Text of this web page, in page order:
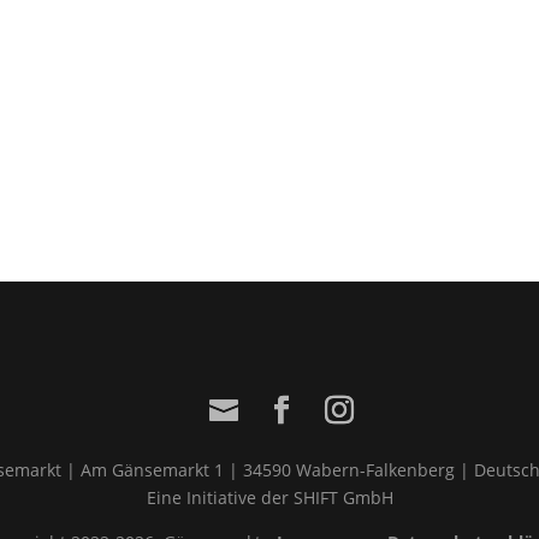
| Am Gänsemarkt 1 | 34590 Wabern-Falkenberg |
Eine Initiative der SHIFT GmbH